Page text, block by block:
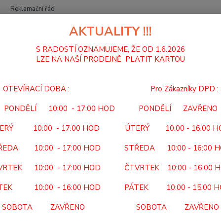
Reklamační řád
R14L2F/10 Long Life C / 2
Popis
AKTUALITY !!!
S RADOSTÍ OZNAMUJEME, ŽE OD 1.6.2026
LZE NA NAŠÍ PRODEJNĚ PLATIT KARTOU
OTEVÍRACÍ DOBA : Pro Zákazníky DPD :
PONDĚLÍ 10:00 - 17:00 HOD PONDĚLÍ ZAVŘENO
10:00 - 17:00 HOD ÚTERÝ 10:00 - 16:00
10:00 - 17:00 HOD STŘEDA 10:00 - 16:00
10:00 - 17:00 HOD ČTVRTEK 10:00 - 16:00
10:00 - 16:00 HOD PÁTEK 10:00 - 15:00
SOBOTA ZAVŘENO SOBOTA ZAVŘENO